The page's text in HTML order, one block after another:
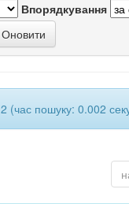
Впорядкування
2 (час пошуку: 0.002